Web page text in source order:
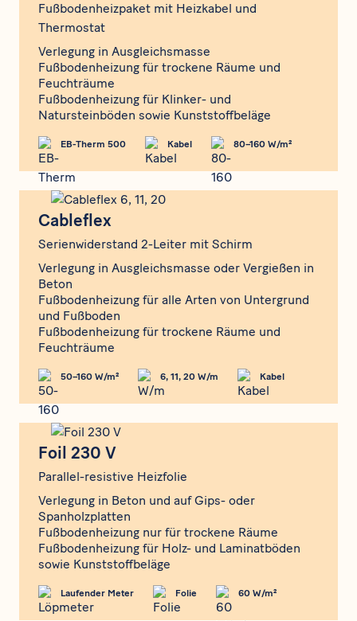
Fußbodenheizpaket mit Heizkabel und
Thermostat
Verlegung in Ausgleichsmasse
Fußbodenheizung für trockene Räume und
Feuchträume
Fußbodenheizung für Klinker- und
Natursteinböden sowie Kunststoffbeläge
EB-Therm 500 Kabel 80–160 W/m²
Cableflex
Serienwiderstand 2-Leiter mit Schirm
Verlegung in Ausgleichsmasse oder Vergießen in
Beton
Fußbodenheizung für alle Arten von Untergrund
und Fußboden
Fußbodenheizung für trockene Räume und
Feuchträume
50–160 W/m² 6, 11, 20 W/m Kabel
Cableflex
Foil 230 V
Parallel-resistive Heizfolie
Verlegung in Beton und auf Gips- oder
Spanholzplatten
Fußbodenheizung nur für trockene Räume
Fußbodenheizung für Holz- und Laminatböden
sowie Kunststoffbeläge
Laufender Meter Folie 60 W/m²
Foil 230 V